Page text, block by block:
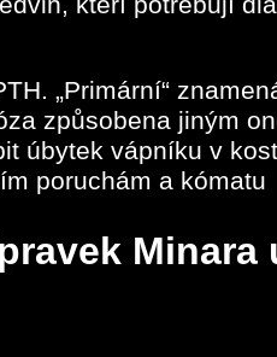
„Primární“
způsobena jiným
úbytek vápníku v
poruchám a kómatu
Minara